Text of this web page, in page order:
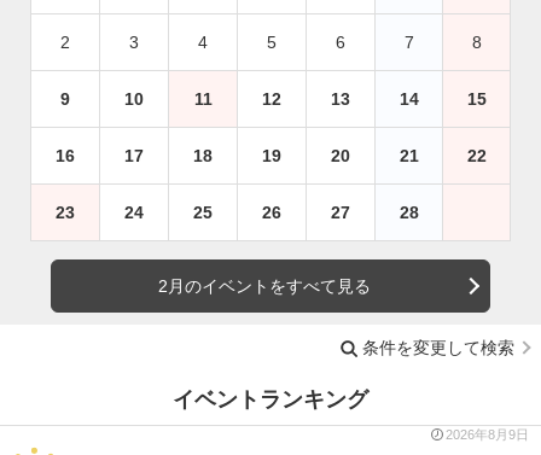
2 3 4 5 6 7 8
9 10 11 12 13 14 15
16 17 18 19 20 21 22
23 24 25 26 27 28
2月のイベントをすべて見る
条件を変更して検索
イベントランキング
2026年8月9日